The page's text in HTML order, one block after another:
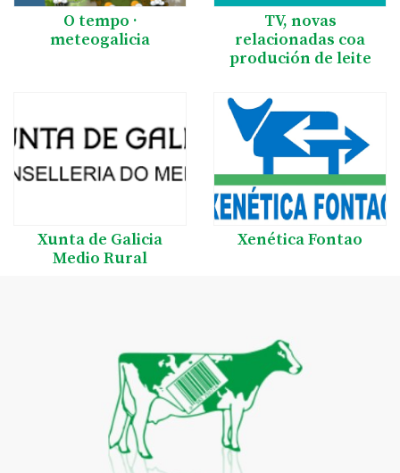
O tempo ·
meteogalicia
TV, novas
relacionadas coa
produción de leite
Xunta de Galicia
Medio Rural
Xenética Fontao